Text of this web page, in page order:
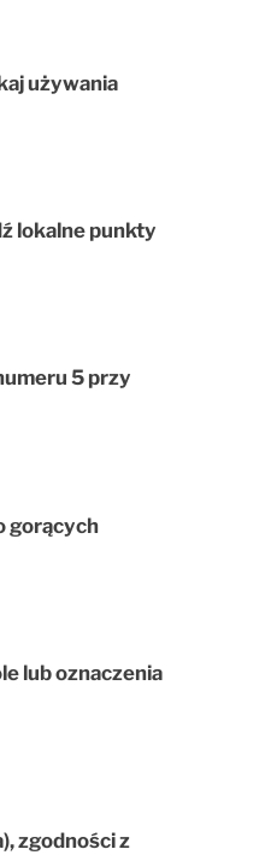
używania
lokalne punkty
5 przy
gorących
lub oznaczenia
zgodności z